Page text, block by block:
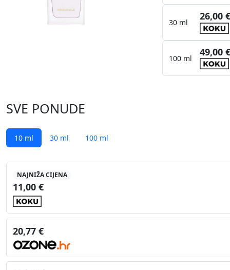
30 ml
26,00
100 ml
49,00
SVE PONUDE
10 ml 30 ml 100 ml
NAJNIŽA CIJENA
11,00 €
20,77 €